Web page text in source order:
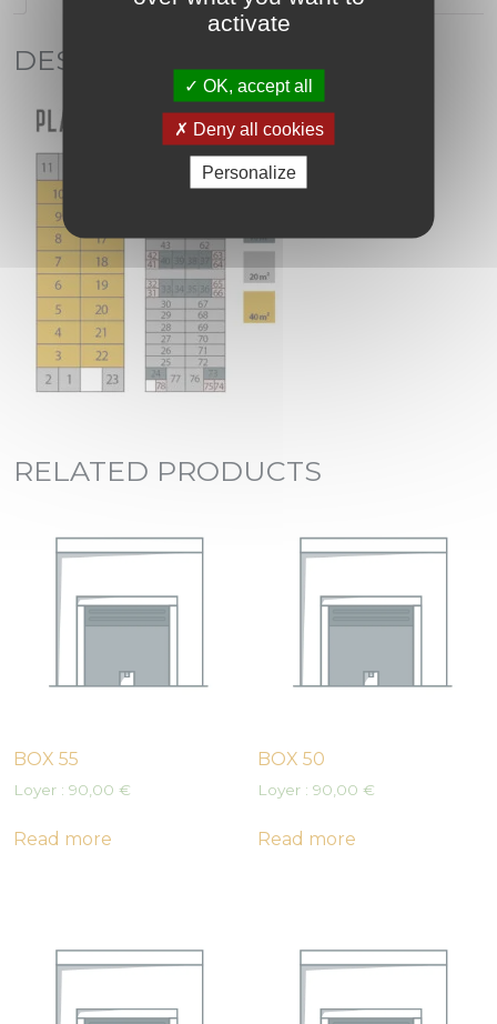
DESCRIPTION
RELATED PRODUCTS
BOX 55
Loyer : 90,00 €
Read more
BOX 50
Loyer :90,00€
Read more
activate
OK, accept all
Deny all cookies
Personalize